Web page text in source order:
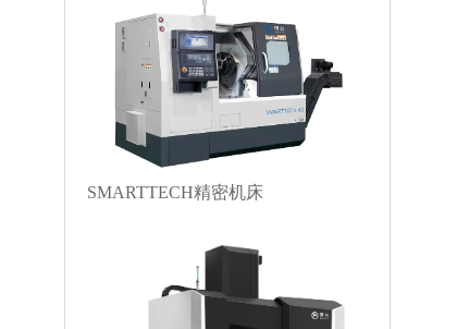
SMARTTECH精密机床